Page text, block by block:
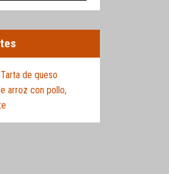
de queso
arroz con pollo,